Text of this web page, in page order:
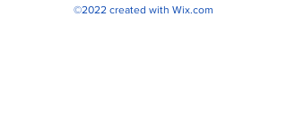
©2022 created with Wix.com